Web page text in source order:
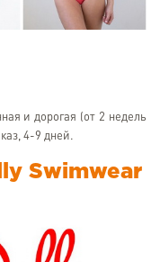
и дорогая (от 2 недель
4-9 дней.
Swimwear